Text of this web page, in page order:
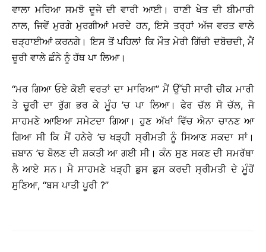
ਵਾਲਾ ਮਰਿਆ ਸਮਝੋ ਦੂਜੇ ਦੀ ਵਾਰੀ ਆਈ। ਰਾਣੀ ਖੇਤ ਦੀ ਬੀਮਾਰੀ
ਨਾਲ, ਜਿਵੇਂ ਮੁਰਗੇ ਮੁਰਗੀਆਂ ਮਰਦੇ ਹਨ, ਇਸੇ ਤਰ੍ਹਾਂ ਅੱਜ ਵਰਤ ਵਾਲੇ
ਚੜ੍ਹਾਈਆਂ ਕਰਨਗੇ। ਇਸ ਤੋਂ ਪਹਿਲਾਂ ਕਿ ਮੌਤ ਮੇਰੀ ਗਿੱਚੀ ਦਬੋਚਦੀ, ਮੈਂ
ਚੂਰੀ ਵਾਲੇ ਛੰਨੇ ਨੂੰ ਹੱਥ ਪਾ ਲਿਆ।
‘‘ਮਰ ਗਿਆ ਓਏ ਕੋਈ ਵਰਤਾਂ ਦਾ ਮਾਰਿਆ’’ ਮੈਂ ਉੱਚੀ ਸਾਰੀ ਚੀਕ ਮਾਰੀ
ਤੇ ਚੂਰੀ ਦਾ ਰੁੱਗ ਭਰ ਕੇ ਮੂੰਹ ’ਚ ਪਾ ਲਿਆ। ਫੇਰ ਚੱਲ ਸੋ ਚੱਲ, ਜੋ
ਸਾਹਮਣੇ ਆਇਆ ਸਮੇਟਦਾ ਗਿਆ। ਹੁਣ ਅੱਖਾਂ ਵਿੱਚ ਐਨਾ ਚਾਨਣ ਆ
ਗਿਆ ਸੀ ਕਿ ਮੈਂ ਹਨੇਰੇ ’ਚ ਖੜ੍ਹੀ ਸ੍ਰੀਮਤੀ ਨੂੰ ਸਿਆਣ ਸਕਦਾ ਸਾਂ।
ਜ਼ਬਾਨ ’ਚ ਬੋਲਣ ਦੀ ਸ਼ਕਤੀ ਆ ਗਈ ਸੀ। ਕੰਨ ਸੁਣ ਸਕਣ ਦੀ ਸਮਰੱਥਾ
ਲੈ ਆਏ ਸਨ। ਮੈ ਸਾਹਮਣੇ ਖੜ੍ਹੀ ਡੁਸ ਡੁਸ ਕਰਦੀ ਸ੍ਰੀਮਤੀ ਦੇ ਮੂੰਹੋਂ
ਸੁਣਿਆ, ‘‘ਬਸ ਪਾਤੀ ਪੂਰੀ ?’’